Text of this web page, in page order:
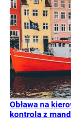
Obława na
kontrola z